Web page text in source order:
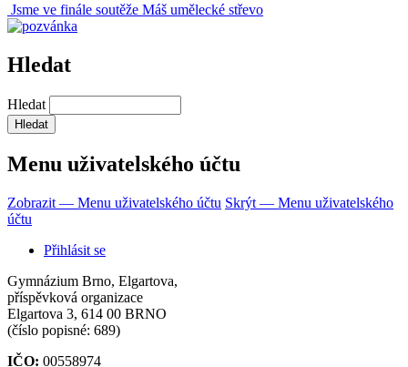
Jsme ve finále soutěže Máš umělecké střevo
Hledat
Hledat
Menu uživatelského účtu
Zobrazit — Menu uživatelského účtu Skrýt — Menu uživatelského
účtu
Přihlásit se
Gymnázium Brno, Elgartova,
příspěvková organizace
Elgartova 3, 614 00 BRNO
(číslo popisné: 689)
IČO: 00558974